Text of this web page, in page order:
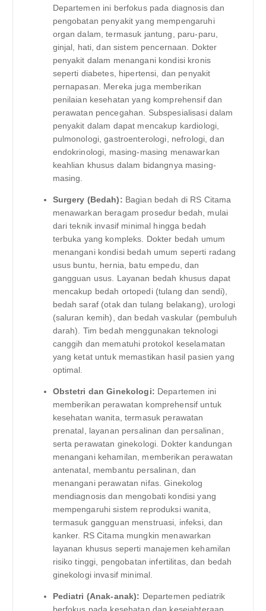
Departemen ini berfokus pada diagnosis dan
pengobatan penyakit yang mempengaruhi
organ dalam, termasuk jantung, paru-paru,
ginjal, hati, dan sistem pencernaan. Dokter
penyakit dalam menangani kondisi kronis
seperti diabetes, hipertensi, dan penyakit
pernapasan. Mereka juga memberikan
penilaian kesehatan yang komprehensif dan
perawatan pencegahan. Subspesialisasi dalam
penyakit dalam dapat mencakup kardiologi,
pulmonologi, gastroenterologi, nefrologi, dan
endokrinologi, masing-masing menawarkan
keahlian khusus dalam bidangnya masing-
masing.
Surgery (Bedah): Bagian bedah di RS Citama
menawarkan beragam prosedur bedah, mulai
dari teknik invasif minimal hingga bedah
terbuka yang kompleks. Dokter bedah umum
menangani kondisi bedah umum seperti radang
usus buntu, hernia, batu empedu, dan
gangguan usus. Layanan bedah khusus dapat
mencakup bedah ortopedi (tulang dan sendi),
bedah saraf (otak dan tulang belakang), urologi
(saluran kemih), dan bedah vaskular (pembuluh
darah). Tim bedah menggunakan teknologi
canggih dan mematuhi protokol keselamatan
yang ketat untuk memastikan hasil pasien yang
optimal.
Obstetri dan Ginekologi: Departemen ini
memberikan perawatan komprehensif untuk
kesehatan wanita, termasuk perawatan
prenatal, layanan persalinan dan persalinan,
serta perawatan ginekologi. Dokter kandungan
menangani kehamilan, memberikan perawatan
antenatal, membantu persalinan, dan
menangani perawatan nifas. Ginekolog
mendiagnosis dan mengobati kondisi yang
mempengaruhi sistem reproduksi wanita,
termasuk gangguan menstruasi, infeksi, dan
kanker. RS Citama mungkin menawarkan
layanan khusus seperti manajemen kehamilan
risiko tinggi, pengobatan infertilitas, dan bedah
ginekologi invasif minimal.
Pediatri (Anak-anak): Departemen pediatrik